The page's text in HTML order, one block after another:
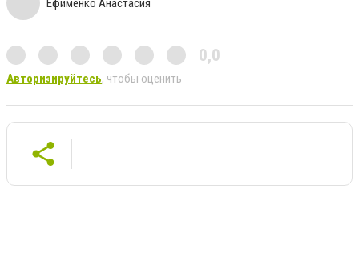
Ефименко Анастасия
0,0
Авторизируйтесь, чтобы оценить